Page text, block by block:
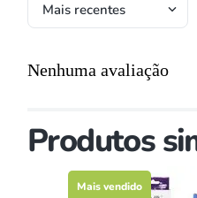
Mais recentes
Nenhuma avaliação
Produtos
Mais vendido